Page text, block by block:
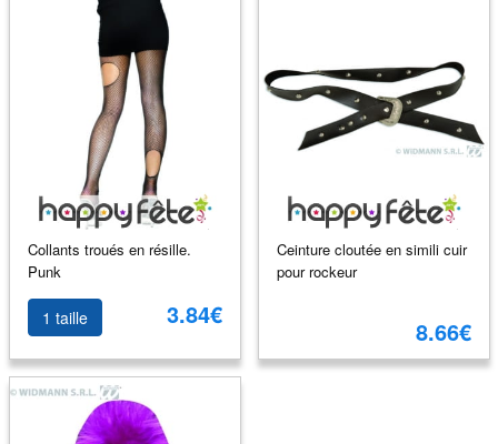
Collants troués en résille.
Punk
1 taille 3.84€
Ceinture cloutée en simili cuir
pour rockeur
8.66€